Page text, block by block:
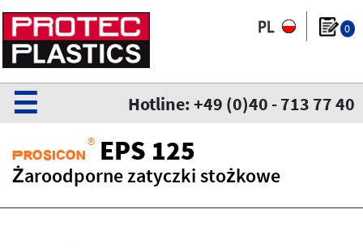
0
Hotline: +49 (0)40 - 713 77 40
☰
Prosicon ® EPS 125
Żaroodporne zatyczki stożkowe